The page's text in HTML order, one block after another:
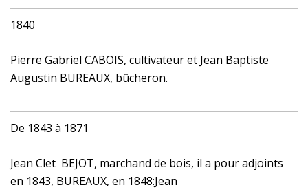
1840
Pierre Gabriel CABOIS, cultivateur et Jean Baptiste
Augustin BUREAUX, bûcheron.
De 1843 à 1871
Jean Clet BEJOT, marchand de bois, il a pour adjoints
en 1843, BUREAUX, en 1848:Jean